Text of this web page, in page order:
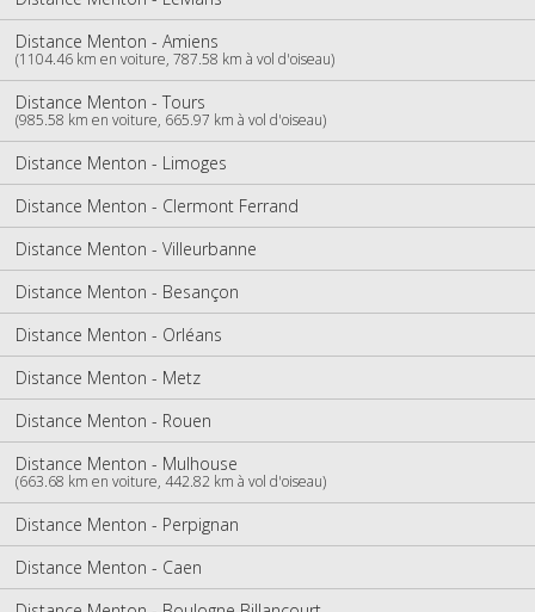
Distance Menton - Amiens
(1104.46 km en voiture, 787.58 km à vol d'oiseau)
Distance Menton - Tours
(985.58 km en voiture, 665.97 km à vol d'oiseau)
Distance Menton - Limoges
Distance Menton - Clermont Ferrand
Distance Menton - Villeurbanne
Distance Menton - Besançon
Distance Menton - Orléans
Distance Menton - Metz
Distance Menton - Rouen
Distance Menton - Mulhouse
(663.68 km en voiture, 442.82 km à vol d'oiseau)
Distance Menton - Perpignan
Distance Menton - Caen